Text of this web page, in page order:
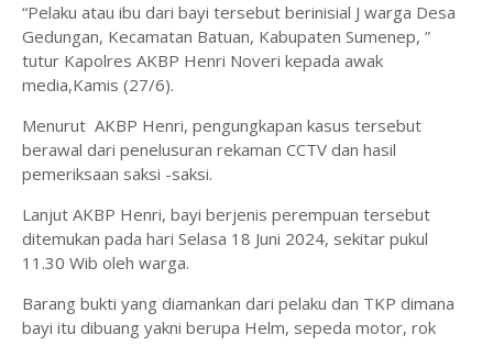
“Pelaku atau ibu dari bayi tersebut berinisial J warga Desa
Gedungan, Kecamatan Batuan, Kabupaten Sumenep, ”
tutur Kapolres AKBP Henri Noveri kepada awak
media,Kamis (27/6).
Menurut AKBP Henri, pengungkapan kasus tersebut
berawal dari penelusuran rekaman CCTV dan hasil
pemeriksaan saksi -saksi.
Lanjut AKBP Henri, bayi berjenis perempuan tersebut
ditemukan pada hari Selasa 18 Juni 2024, sekitar pukul
11.30 Wib oleh warga.
Barang bukti yang diamankan dari pelaku dan TKP dimana
bayi itu dibuang yakni berupa Helm, sepeda motor, rok